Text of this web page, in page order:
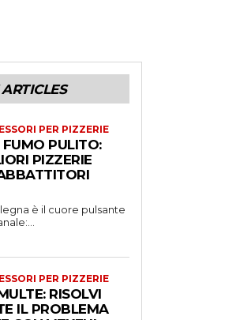
PER PIZZERIE
FUMO PULITO:
PIZZERIE
è il cuore pulsante
PER PIZZERIE
RISOLVI
IL PROBLEMA